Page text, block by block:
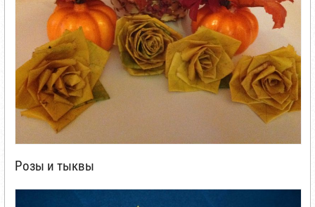
Розы и тыквы